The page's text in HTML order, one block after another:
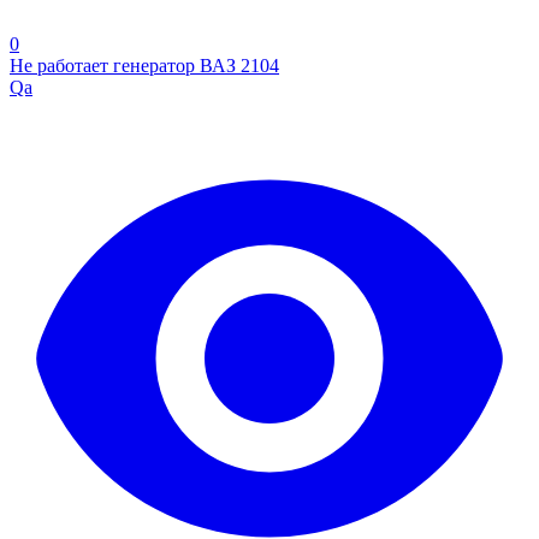
0
Не работает генератор ВАЗ 2104
Qa